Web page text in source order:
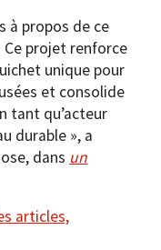
à propos de ce
Ce projet renforce
unique pour
et consolide
tant qu’acteur
durable », a
dans un
articles,